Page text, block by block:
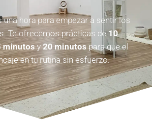
una hora para empezar a sentir los
Te ofrecemos prácticas de10
minutosy20 minutospara que el
en tu rutina sin esfuerzo.